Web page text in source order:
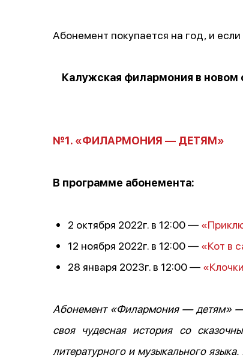
Абонемент покупается на год, и
Калужская филармония в новом
№1. «ФИЛАРМОНИЯ — ДЕТЯМ»
В программе абонемента:
2 октября 2022г. в 12:00 —
12 ноября 2022г. в 12:00 — «Кот в
28 января 2023г. в 12:00 —
Абонемент «Филармония — детям» —
своя чудесная история со
литературного и музыкального